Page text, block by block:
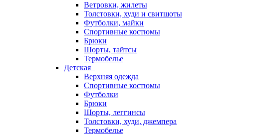
Ветровки, жилеты
Толстовки, худи и свитшоты
Футболки, майки
Спортивные костюмы
Брюки
Шорты, тайтсы
Термобелье
Детская
Верхняя одежда
Спортивные костюмы
Футболки
Брюки
Шорты, леггинсы
Толстовки, худи, джемпера
Термобелье